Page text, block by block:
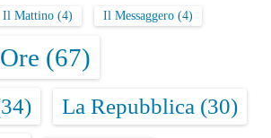
Il Mattino (4) Il Messaggero (4)
(67)
La Repubblica (30)